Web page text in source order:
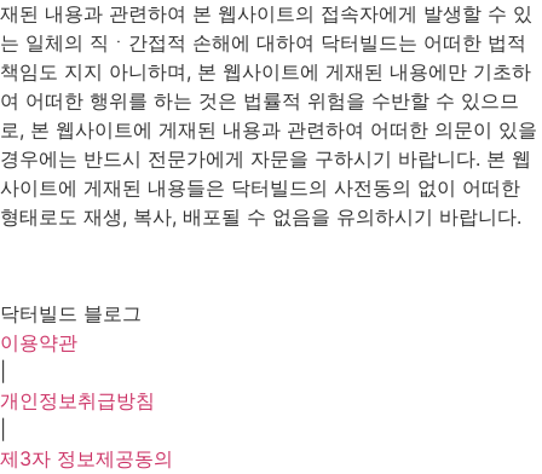
재된 내용과 관련하여 본 웹사이트의 접속자에게 발생할 수 있
는 일체의 직ㆍ간접적 손해에 대하여 닥터빌드는 어떠한 법적
책임도 지지 아니하며, 본 웹사이트에 게재된 내용에만 기초하
여 어떠한 행위를 하는 것은 법률적 위험을 수반할 수 있으므
로, 본 웹사이트에 게재된 내용과 관련하여 어떠한 의문이 있을
경우에는 반드시 전문가에게 자문을 구하시기 바랍니다. 본 웹
사이트에 게재된 내용들은 닥터빌드의 사전동의 없이 어떠한
형태로도 재생, 복사, 배포될 수 없음을 유의하시기 바랍니다.
닥터빌드 블로그
이용약관
개인정보취급방침
제3자 정보제공동의